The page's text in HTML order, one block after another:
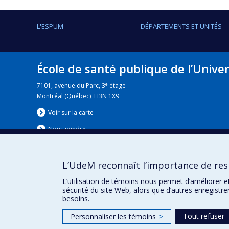
L'ESPUM DÉPARTEMENTS ET UNITÉS
École de santé publique de
7101, avenue du Parc, 3e étage
Montréal (Québec) H3N 1X9
Voir sur la carte
Nous joindre
Nouvelles |Événement
L’UdeM reconnaît l’importance de
L’utilisation de témoins nous permet
sécurité du site Web, alors que d’autres
besoins.
Personnaliser les témoins > Tout refuser